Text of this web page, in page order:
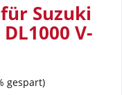
Suzuki
V-
gespart)